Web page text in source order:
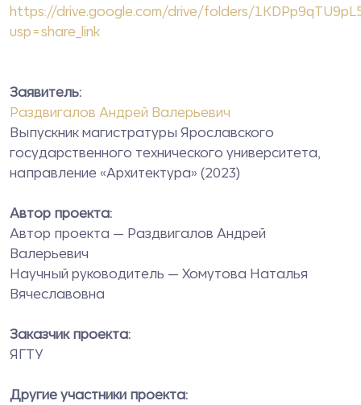
https://drive.google.com/drive/folders/
usp=share_link
Заявитель:
Раздвигалов Андрей Валерьевич
Выпускник магистратуры Ярославского
государственного технического университета,
направление «Архитектура» (2023)
Автор проекта:
Автор проекта — Раздвигалов Андрей
Валерьевич
Научный руководитель — Хомутова Наталья
Вячеславовна
Заказчик проекта:
ЯГТУ
Другие участники проекта: